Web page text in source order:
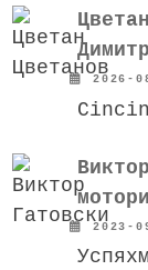
2026-
2023-